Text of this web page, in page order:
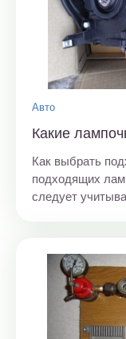
Авто
Какие
Как выбрать
подходящих
следует